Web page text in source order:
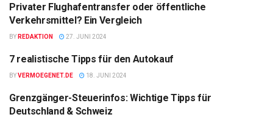
TRAVEL
Privater Flughafentransfer oder öffentliche
Verkehrsmittel? Ein Vergleich
BY REDAKTION 27. JUNI 2024
TRAVEL
7 realistische Tipps für den Autokauf
BYVERMOEGENET.DE 18. JUNI 2024
TRAVEL
Grenzgänger-Steuerinfos: Wichtige Tipps für
Deutschland & Schweiz